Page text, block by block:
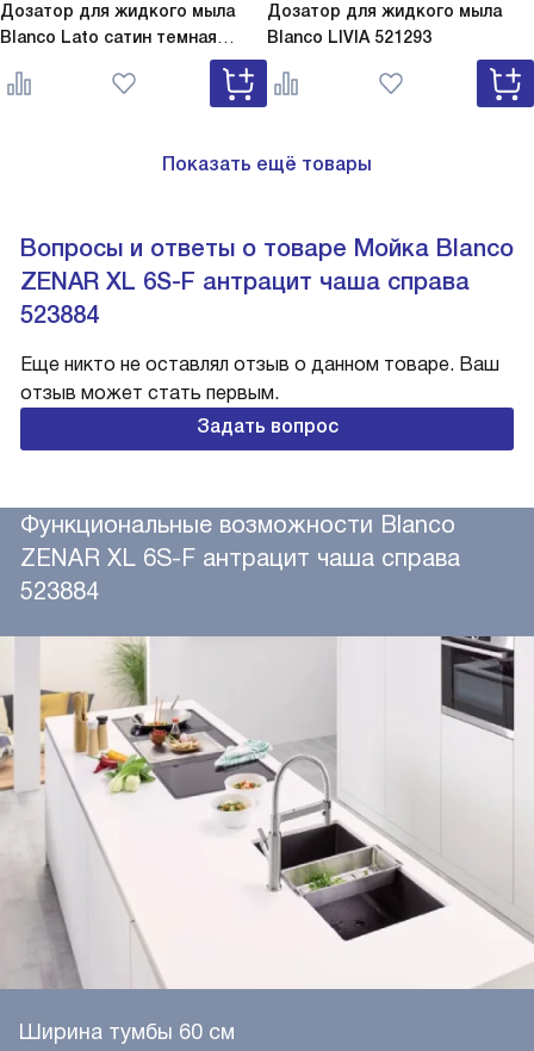
Дозатор для жидкого мыла
Blanco Lato сатин темная
Lato сатин темная сталь
527743
Дозатор для жидкого мыла
Blanco LIVIA 521293
Показать ещё товары
Вопросы и ответы о товаре Мойка Blanco
ZENAR XL 6S-F антрацит чаша справа
523884
Еще никто не оставлял отзыв о данном товаре. Ваш
отзыв может стать первым.
Задать вопрос
Функциональные возможности Blanco
ZENAR XL 6S-F антрацит чаша справа
523884
Ширина тумбы 60 см